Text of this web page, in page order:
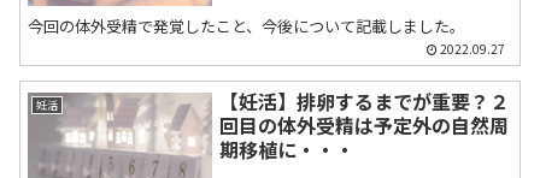
今回の体外受精で発覚したこと、今後について記載しました。
2022.09.27
妊活
【妊活】排卵するまでが重要？２
回目の体外受精は予定外の自然周
期移植に・・・